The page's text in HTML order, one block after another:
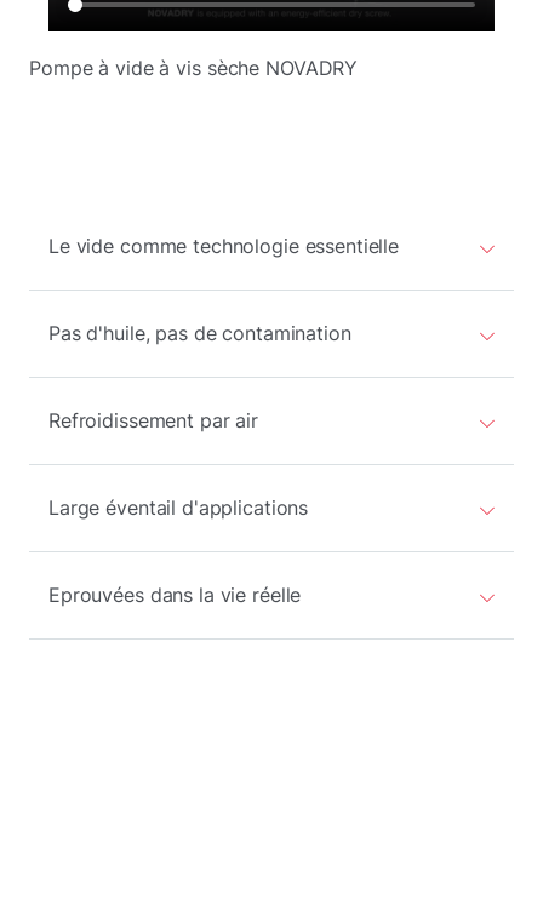
Pompe à vide à vis sèche NOVADRY
Le vide comme technologie essentielle
Pas d'huile, pas de contamination
Refroidissement par air
Large éventail d'applications
Eprouvées dans la vie réelle